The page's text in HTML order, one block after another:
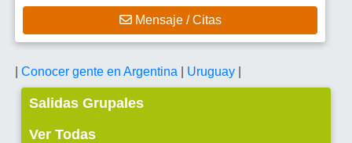
Mensaje / Citas
Conocer gente en Argentina Uruguay
Salidas Grupales
Ver Todas